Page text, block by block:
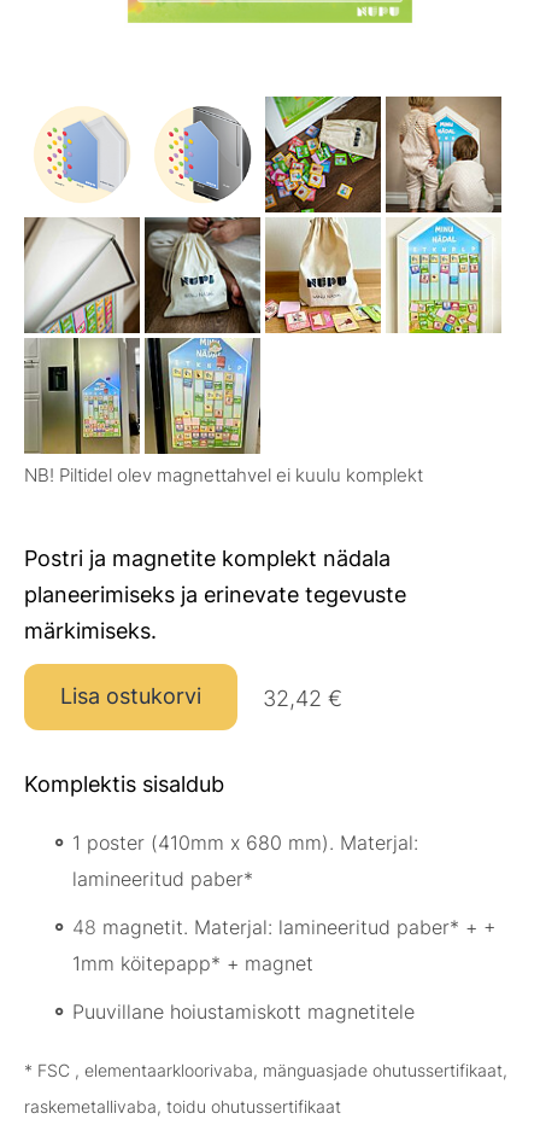
NB! Piltidel olev magnettahvel ei kuulu komplekt
Postri ja magnetite komplekt nädala
planeerimiseks ja erinevate tegevuste
märkimiseks.
Lisa ostukorvi 32,42 €
Komplektis sisaldub
1 poster (410mm x 680 mm). Materjal:
lamineeritud paber*
48 magnetit. Materjal: lamineeritud paber* + +
1mm köitepapp* + magnet
Puuvillane hoiustamiskott magnetitele
* FSC , elementaarkloorivaba, mänguasjade ohutussertifikaat,
raskemetallivaba, toidu ohutussertifikaat